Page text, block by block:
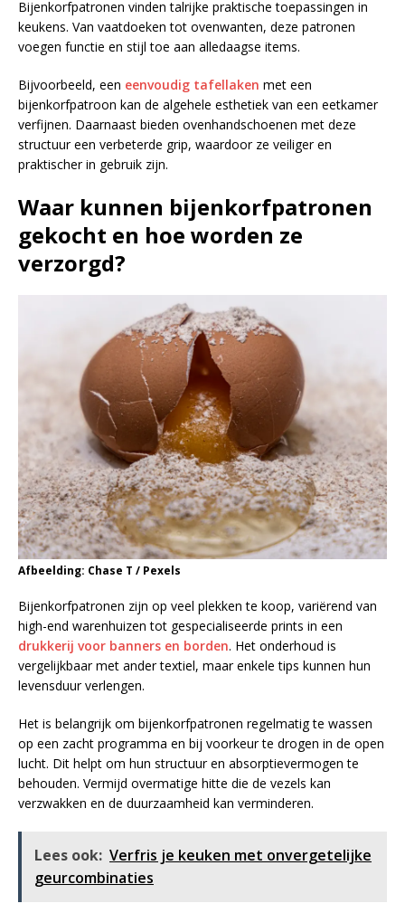
Bijenkorfpatronen vinden talrijke praktische toepassingen in
keukens. Van vaatdoeken tot ovenwanten, deze patronen
voegen functie en stijl toe aan alledaagse items.
Bijvoorbeeld, een eenvoudig tafellaken met een
bijenkorfpatroon kan de algehele esthetiek van een eetkamer
verfijnen. Daarnaast bieden ovenhandschoenen met deze
structuur een verbeterde grip, waardoor ze veiliger en
praktischer in gebruik zijn.
Waar kunnen bijenkorfpatronen
gekocht en hoe worden ze
verzorgd?
Afbeelding: Chase T / Pexels
Bijenkorfpatronen zijn op veel plekken te koop, variërend van
high-end warenhuizen tot gespecialiseerde prints in een
drukkerij voor banners en borden. Het onderhoud is
vergelijkbaar met ander textiel, maar enkele tips kunnen hun
levensduur verlengen.
Het is belangrijk om bijenkorfpatronen regelmatig te wassen
op een zacht programma en bij voorkeur te drogen in de open
lucht. Dit helpt om hun structuur en absorptievermogen te
behouden. Vermijd overmatige hitte die de vezels kan
verzwakken en de duurzaamheid kan verminderen.
Lees ook: Verfris je keuken met onvergetelijke
geurcombinaties